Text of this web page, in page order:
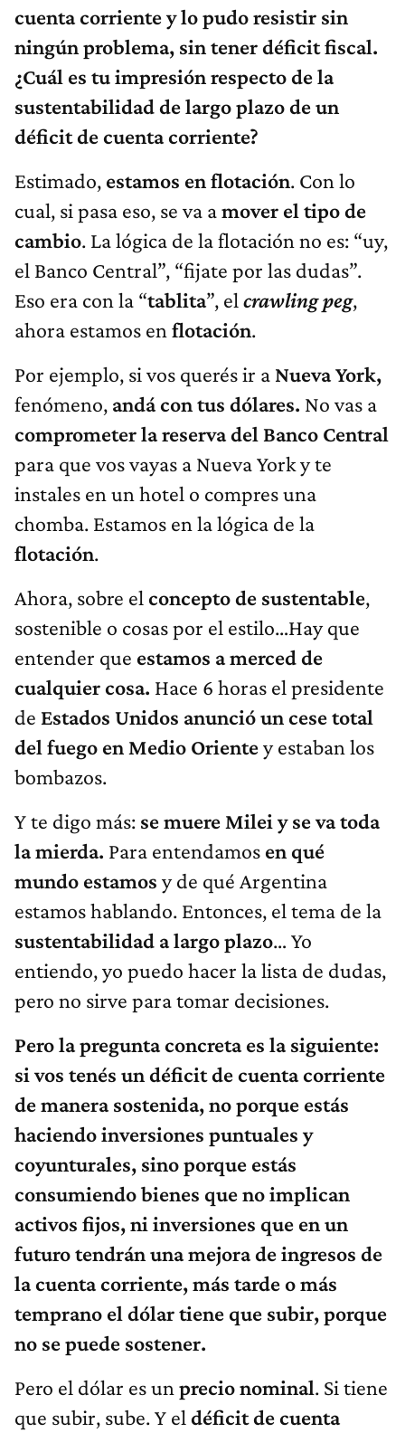
cuenta corriente y lo pudo resistir sin
ningún problema, sin tener déficit fiscal.
¿Cuál es tu impresión respecto de la
sustentabilidad de largo plazo de un
déficit de cuenta corriente?
Estimado, estamos en flotación. Con lo
cual, si pasa eso, se va amover el tipo de
cambio. La lógica de la flotación no es: “uy,
el Banco Central”, “fijate por las dudas”.
Eso era con la “tablita”, el crawling peg,
ahora estamos en flotación.
Por ejemplo, si vos querés ir a Nueva York,
fenómeno, andá con tus dólares. No vas a
comprometer la reserva del Banco Central
para que vos vayas a Nueva York y te
instales en un hotel o compres una
chomba. Estamos en la lógica de la
flotación.
Ahora, sobre el concepto de sustentable,
sostenible o cosas por el estilo…Hay que
entender que estamos a merced de
cualquier cosa. Hace 6 horas el presidente
de Estados Unidos anunció un cese total
del fuego en Medio Orientey estaban los
bombazos.
Y te digo más: se muere Milei y se va toda
la mierda. Para entendamos en qué
mundo estamos y de qué Argentina
estamos hablando. Entonces, el tema de la
sustentabilidad a largo plazo… Yo
entiendo, yo puedo hacer la lista de dudas,
pero no sirve para tomar decisiones.
Pero la pregunta concreta es la siguiente:
si vos tenés un déficit de cuenta corriente
de manera sostenida, no porque estás
haciendo inversiones puntuales y
coyunturales, sino porque estás
consumiendo bienes que no implican
activos fijos, ni inversiones que en un
futuro tendrán una mejora de ingresos de
la cuenta corriente, más tarde o más
temprano el dólar tiene que subir, porque
no se puede sostener.
Pero el dólar es un precio nominal. Si tiene
que subir, sube. Y el déficit de cuenta